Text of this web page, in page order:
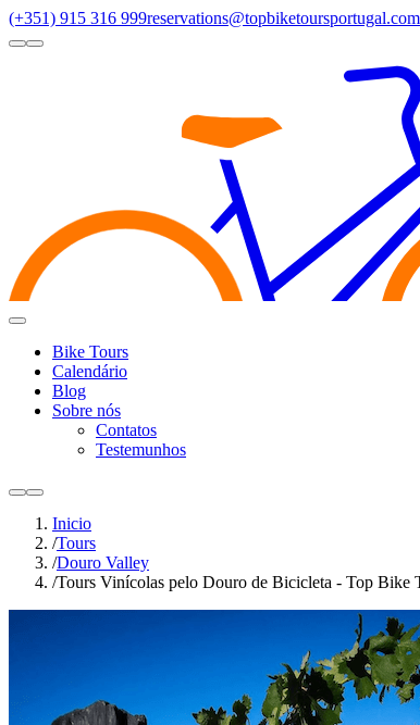
(+351) 915 316 999reservations@topbiketoursportugal.com
lightdark
Toggle
Bike Tours
Santiago Compostela Douro Valley Porto/North
Calendário
Blog
Sobre nós
Contatos
Testemunhos
lightdark
Inicio
/Tours
/Douro Valley
/Tours Vinícolas pelo Douro de Bicicleta - Top Bike